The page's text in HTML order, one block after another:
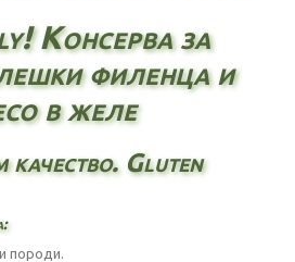
Консерва за
филенца и
в желе
качество. Gluten
породи.